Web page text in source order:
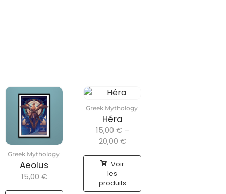
Greek Mythology
Aeolus
15,00 €
Greek Mythology
Héra
15,00 € –
20,00 €
Voir
les
produits